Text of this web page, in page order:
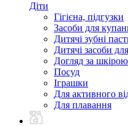
Діти
Гігієна, підгузки
Засоби для
Дитячі зубні
Дитячі засоби
Догляд за
Посуд
Іграшки
Для активного
Для плавання